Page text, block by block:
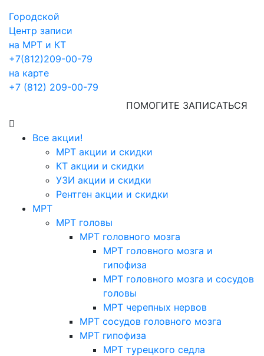
Городской
Центр записи
на МРТ и КТ
+7(812)209-00-79
на карте
+7 (812) 209-00-79
ПОМОГИТЕ ЗАПИСАТЬСЯ
Все акции!
МРТ акции и скидки
КТ акции и скидки
УЗИ акции и скидки
Рентген акции и скидки
МРТ
МРТ головы
МРТ головного мозга
МРТ головного мозга и
гипофиза
МРТ головного мозга и сосудов
головы
МРТ черепных нервов
МРТ сосудов головного мозга
МРТ гипофиза
МРТ турецкого седла